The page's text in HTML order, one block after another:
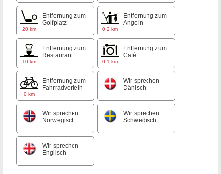
20 km
Entfernung zum
Golfplatz
0,2 km
Entfernung zum
Angeln
10 km
Entfernung zum
Restaurant
0,1 km
Entfernung zum
Café
0 km
Entfernung zum
Fahrradverleih
Wir sprechen
Dänisch
Wir sprechen
Norwegisch
Wir sprechen
Schwedisch
Wir sprechen
Englisch